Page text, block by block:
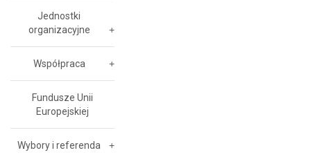
Jednostki
organizacyjne
Współpraca
Fundusze Unii
Europejskiej
Wybory i referenda